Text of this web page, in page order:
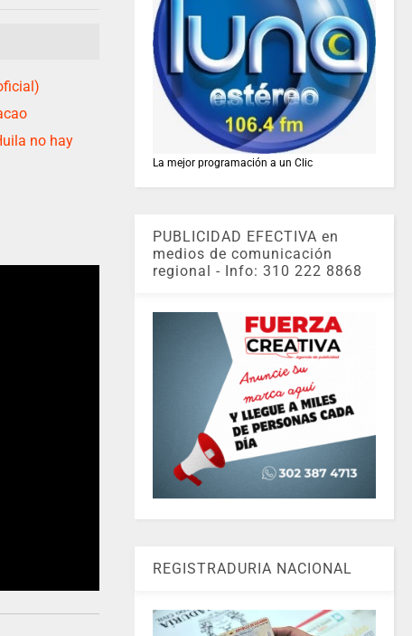
no hay
La mejor programación a un Clic
PUBLICIDAD EFECTIVA en
medios de comunicación
regional - Info: 310 222 8868
REGISTRADURIA NACIONAL